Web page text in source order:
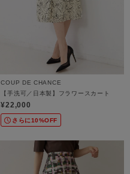
COUP DE CHANCE
【手洗可／日本製】フラワースカート
¥22,000
さらに10%OFF